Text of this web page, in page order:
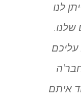
לנו
שלנו.
איתם